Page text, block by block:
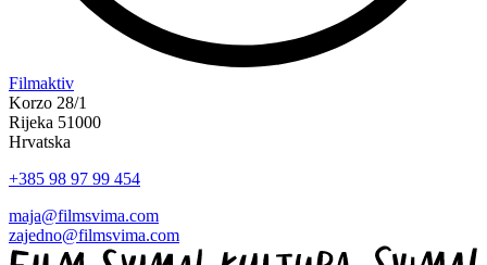
“Koke
svima
—
inkluzivna
svima
Kino
Mediteran
projekcija
Filmaktiv
Korzo 28/1
Rijeka 51000
Hrvatska
+385 98 97 99 454
maja@filmsvima.com
zajedno@filmsvima.com